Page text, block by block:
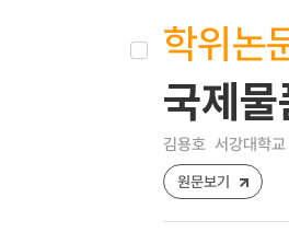
학위논
국제
김용호 서강대학
원문보기